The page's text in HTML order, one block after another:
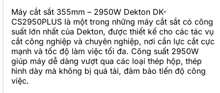
Máy cắt sắt 355mm – 2950W Dekton DK-
CS2950PLUS là một trong những máy cắt sắt có công
suất lớn nhất của Dekton, được thiết kế cho các tác vụ
cắt công nghiệp và chuyên nghiệp, nơi cần lực cắt cực
mạnh và tốc độ làm việc tối đa. Công suất 2950W
giúp máy dễ dàng vượt qua các loại thép hộp, thép
hình dày mà không bị quá tải, đảm bảo tiến độ công
việc.